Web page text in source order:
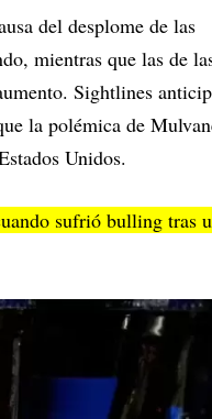
del desplome de las
mientras que las de
Sightlines
la polémica de
Unidos.
sufrió bulling tras